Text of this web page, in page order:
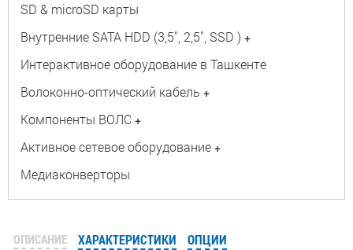
SD & microSD карты
Внутренние SATA HDD (3,5", 2,5", SSD ) +
Интерактивное оборудование в Ташкенте
Волоконно-оптический кабель +
Компоненты ВОЛС +
Активное сетевое оборудование +
Медиаконверторы
ОПИСАНИЕ ХАРАКТЕРИСТИКИ ОПЦИИ